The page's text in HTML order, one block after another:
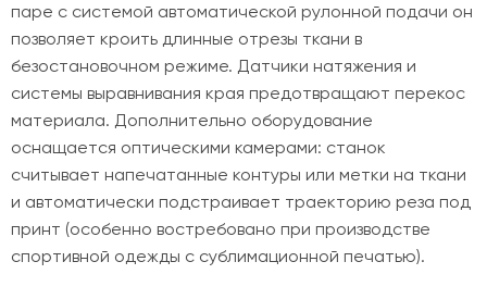
паре с системой автоматической рулонной подачи он
позволяет кроить длинные отрезы ткани в
безостановочном режиме. Датчики натяжения и
системы выравнивания края предотвращают перекос
материала. Дополнительно оборудование
оснащается оптическими камерами: станок
считывает напечатанные контуры или метки на ткани
и автоматически подстраивает траекторию реза под
принт (особенно востребовано при производстве
спортивной одежды с сублимационной печатью).